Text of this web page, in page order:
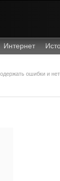
Интернет
ошибки и